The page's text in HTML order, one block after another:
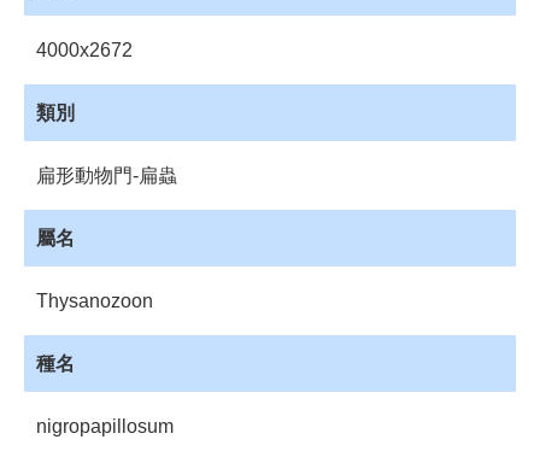
載
資
理
登
4000x2672
類別
扁形動物門-扁蟲
屬名
Thysanozoon
種名
nigropapillosum